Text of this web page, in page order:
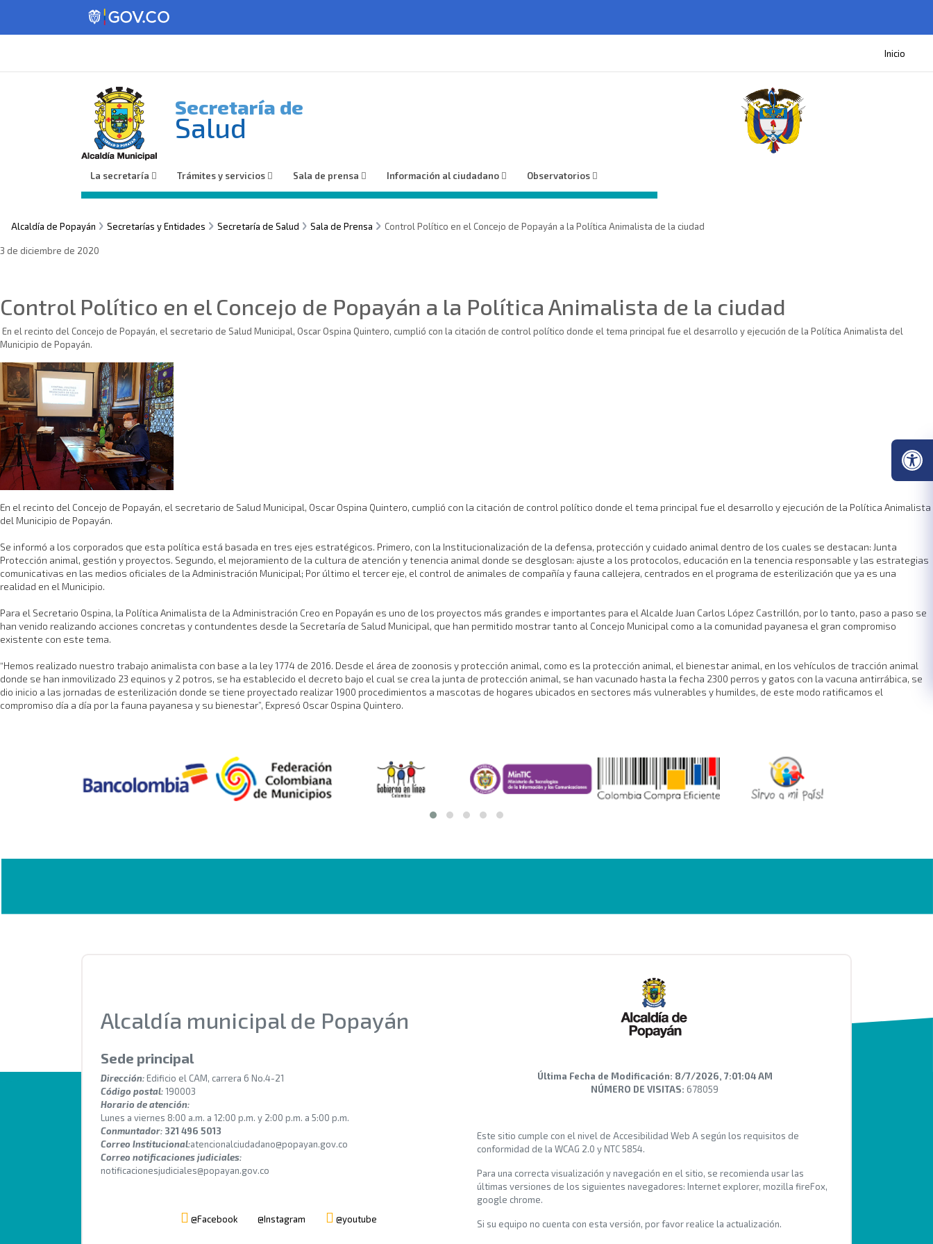
Inicio
Secretaría de
Salud
La secretaría Trámites y servicios Sala de prensa Información al ciudadano Observatorios
Alcaldía de Popayán Secretarías y Entidades Secretaría de Salud Sala de Prensa Control Político en el Concejo de Popayán a la Política Animalista de la ciudad
3 de diciembre de 2020
Control Político en el Concejo de Popayán a la Política Animalista de la ciudad
En el recinto del Concejo de Popayán, el secretario de Salud Municipal, Oscar Ospina Quintero, cumplió con la citación de control político donde el tema principal fue el desarrollo y ejecución de la Política Animalista del
Municipio de Popayán.
En el recinto del Concejo de Popayán, el secretario de Salud Municipal, Oscar Ospina Quintero, cumplió con la citación de control político donde el tema principal fue el desarrollo y ejecución de la Política Animalista
del Municipio de Popayán.
Se informó a los corporados que esta política está basada en tres ejes estratégicos. Primero, con la Institucionalización de la defensa, protección y cuidado animal dentro de los cuales se destacan: Junta
Protección animal, gestión y proyectos. Segundo, el mejoramiento de la cultura de atención y tenencia animal donde se desglosan: ajuste a los protocolos, educación en la tenencia responsable y las estrategias
comunicativas en las medios oficiales de la Administración Municipal; Por último el tercer eje, el control de animales de compañía y fauna callejera, centrados en el programa de esterilización que ya es una
realidad en el Municipio.
Para el Secretario Ospina, la Política Animalista de la Administración Creo en Popayán es uno de los proyectos más grandes e importantes para el Alcalde Juan Carlos López Castrillón, por lo tanto, paso a paso se
han venido realizando acciones concretas y contundentes desde la Secretaría de Salud Municipal, que han permitido mostrar tanto al Concejo Municipal como a la comunidad payanesa el gran compromiso
existente con este tema.
“Hemos realizado nuestro trabajo animalista con base a la ley 1774 de 2016. Desde el área de zoonosis y protección animal, como es la protección animal, el bienestar animal, en los vehículos de tracción animal
donde se han inmovilizado 23 equinos y 2 potros, se ha establecido el decreto bajo el cual se crea la junta de protección animal, se han vacunado hasta la fecha 2300 perros y gatos con la vacuna antirrábica, se
dio inicio a las jornadas de esterilización donde se tiene proyectado realizar 1900 procedimientos a mascotas de hogares ubicados en sectores más vulnerables y humildes, de este modo ratificamos el
compromiso día a día por la fauna payanesa y su bienestar”, Expresó Oscar Ospina Quintero.
Alcaldía municipal de Popayán
Sede principal
Dirección: Edificio el CAM, carrera 6 No.4-21
Código postal:190003
Horario de atención:
Lunes a viernes 8:00 a.m. a 12:00 p.m. y 2:00 p.m. a 5:00 p.m.
Conmuntador: 321 496 5013
Correo Institucional:atencionalciudadano@popayan.gov.co
Correo notificaciones judiciales:
notificacionesjudiciales@popayan.gov.co
@Facebook @Instagram @youtube
Última Fecha de Modificación: 8/7/2026, 7:01:04 AM
NÚMERO DE VISITAS: 678059
Este sitio cumple con el nivel de Accesibilidad Web A según los requisitos de
conformidad de la WCAG 2.0 y NTC 5854.
Para una correcta visualización y navegación en el sitio, se recomienda usar las
últimas versiones de los siguientes navegadores: Internet explorer, mozilla fireFox,
google chrome.
Si su equipo no cuenta con esta versión, por favor realice la actualización.